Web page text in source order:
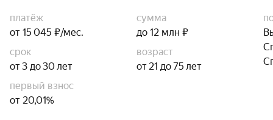
платёж
от 15 045 ₽/мес.
сумма
до 12 млн ₽
срок
от 3 до 30 лет
возраст
от 21 до 75 лет
первый взнос
от 20,01%